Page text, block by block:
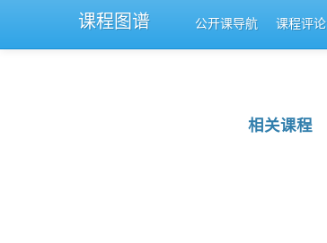
课程图谱 公开课导航 课程评论
相关课程